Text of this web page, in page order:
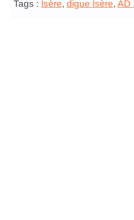
Tags : Isère, digue Isère, AD